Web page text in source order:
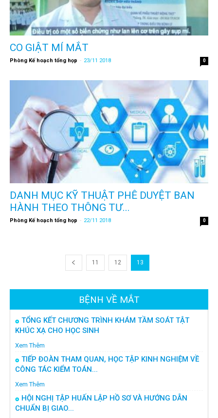
CO GIẬT MÍ MẮT
Phòng Kế hoạch tổng họp - 23/11 2018 0
DANH MỤC KỸ THUẬT PHÊ DUYỆT BAN
HÀNH THEO THÔNG TƯ...
Phòng Kế hoạch tổng họp - 22/11 2018 0
11 12 13
BỆNH VỀ MẮT
TỔNG KẾT CHƯƠNG TRÌNH KHÁM TẦM SOÁT TẬT
KHÚC XẠ CHO HỌC SINH
Xem Thêm
TIẾP ĐOÀN THAM QUAN, HỌC TẬP KINH NGHIỆM VỀ
CÔNG TÁC KIỂM TOÁN...
Xem Thêm
HỘI NGHỊ TẬP HUẤN LẬP HỒ SƠ VÀ HƯỚNG DẪN
CHUẨN BỊ GIAO...